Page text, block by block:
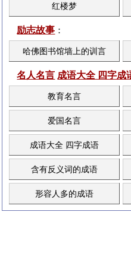
红楼梦
励志故事 ：
哈佛图书馆墙上的训言
名人名言 成语大全 四字成
教育名言
爱国名言
成语大全 四字成语
含有反义词的成语
形容人多的成语